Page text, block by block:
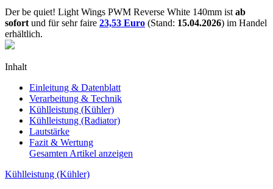
Der be quiet! Light Wings PWM Reverse White 140mm istab
sofortund für sehr faire 23,53 Euro (Stand: 15.04.2026) im Handel
erhältlich.
Inhalt
Einleitung & Datenblatt
Verarbeitung & Technik
Kühlleistung (Kühler)
Kühlleistung (Radiator)
Lautstärke
Fazit & Wertung
Gesamten Artikel anzeigen
Kühlleistung (Kühler)